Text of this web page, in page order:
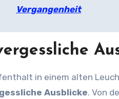
Vergangenheit
in einem alten
Ausblicke. Von